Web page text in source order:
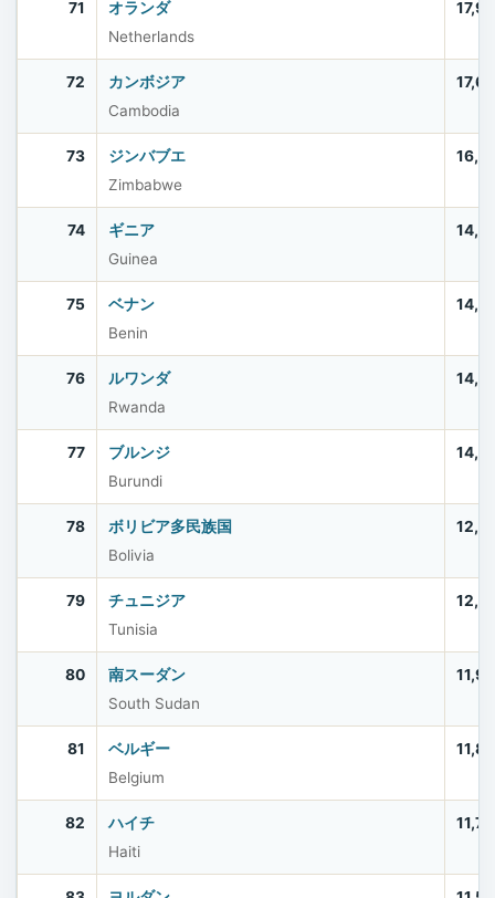
71
オランダ
Netherlands
72
カンボジア
Cambodia
73
ジンバブエ
Zimbabwe
74
ギニア
Guinea
75
ベナン
Benin
76
ルワンダ
Rwanda
77
ブルンジ
Burundi
78
ボリビア多民族国
Bolivia
79
チュニジア
Tunisia
80
南スーダン
South Sudan
81
ベルギー
Belgium
82
ハイチ
Haiti